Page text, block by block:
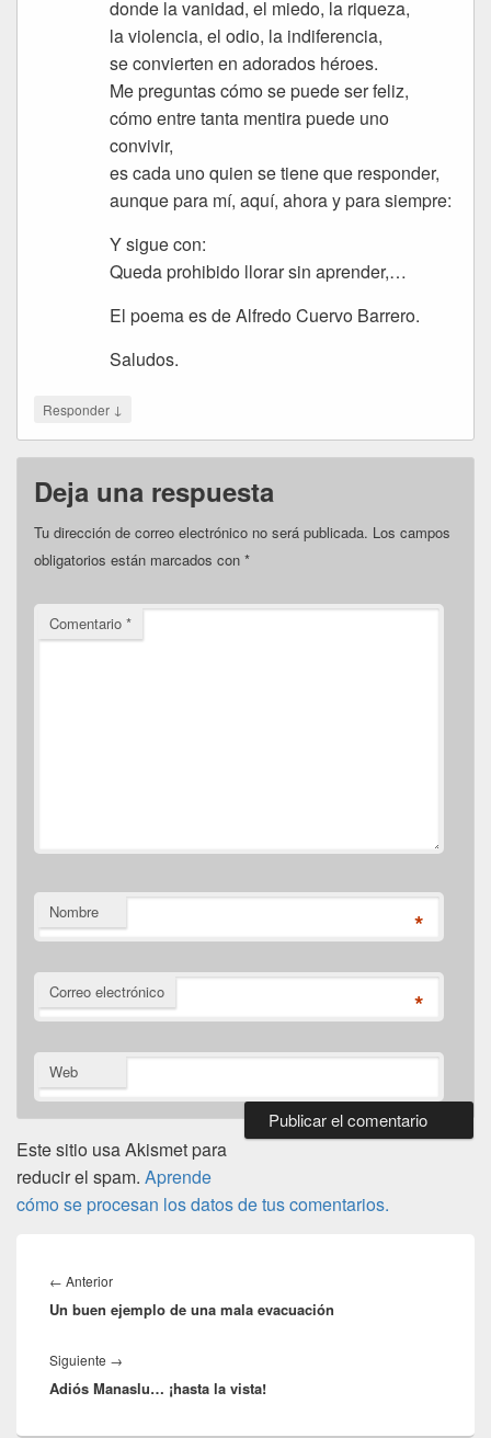
donde la vanidad, el miedo, la riqueza,
la violencia, el odio, la indiferencia,
se convierten en adorados héroes.
Me preguntas cómo se puede ser feliz,
cómo entre tanta mentira puede uno
convivir,
es cada uno quien se tiene que responder,
aunque para mí, aquí, ahora y para siempre:
Y sigue con:
Queda prohibido llorar sin aprender,…
El poema es de Alfredo Cuervo Barrero.
Saludos.
Responder ↓
Deja una respuesta
Tu dirección de correo electrónico no será publicada. Los campos
obligatorios están marcados con *
Comentario *
Nombre *
Correo electrónico *
Web
Este sitio usa Akismet para
reducir el spam. Aprende
cómo se procesan los datos de tus comentarios.
de
entradas
← AnteriorEntrada
anterior:
Un buen ejemplo de una mala evacuación
Siguiente →
siguiente:
Adiós Manaslu… ¡hasta la vista!